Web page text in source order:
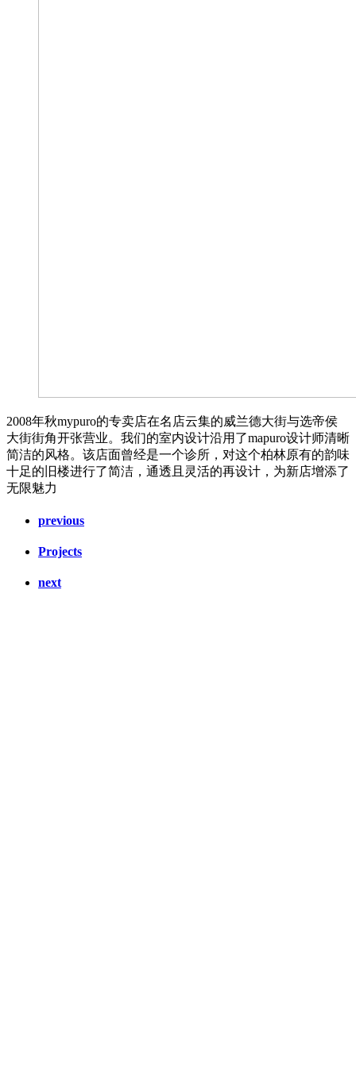
2008年秋mypuro的专卖店在名店云集的威兰德大街与选帝侯
大街街角开张营业。我们的室内设计沿用了mapuro设计师清晰
简洁的风格。该店面曾经是一个诊所，对这个柏林原有的韵味
十足的旧楼进行了简洁，通透且灵活的再设计，为新店增添了
无限魅力
previous
Projects
next